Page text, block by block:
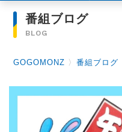
番組ブログ
BLOG
GOGOMONZ 〉番組ブログ